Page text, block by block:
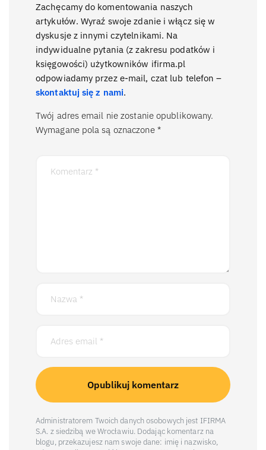
Zachęcamy do komentowania naszych
artykułów. Wyraź swoje zdanie i włącz się w
dyskusje z innymi czytelnikami. Na
indywidualne pytania (z zakresu podatków i
księgowości) użytkowników ifirma.pl
odpowiadamy przez e-mail, czat lub telefon –
skontaktuj się z nami.
Twój adres email nie zostanie opublikowany.
Wymagane pola są oznaczone *
Administratorem Twoich danych osobowych jest IFIRMA
S.A. z siedzibą we Wrocławiu. Dodając komentarz na
blogu, przekazujesz nam swoje dane: imię i nazwisko,